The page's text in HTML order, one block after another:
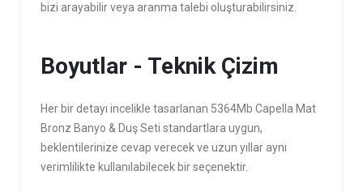
bizi arayabilir veya aranma talebi oluşturabilirsiniz.
Boyutlar - Teknik Çizim
Her bir detayı incelikle tasarlanan 5364Mb Capella Mat
Bronz Banyo & Duş Seti standartlara uygun,
beklentilerinize cevap verecek ve uzun yıllar aynı
verimlilikte kullanılabilecek bir seçenektir.